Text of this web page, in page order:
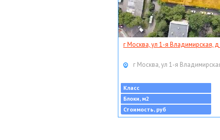
г Москва, ул 1-я Владимирская, д
г Москва, ул 1-я
Класс
Блоки, м2
Стоимость, руб